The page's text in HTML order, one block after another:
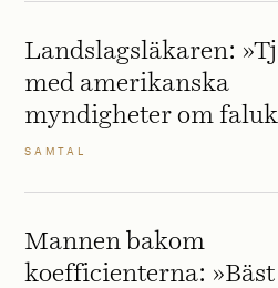
Landslagsläkaren:
med amerikanska
myndigheter om
SAMTAL
Mannen bakom
koefficienterna: